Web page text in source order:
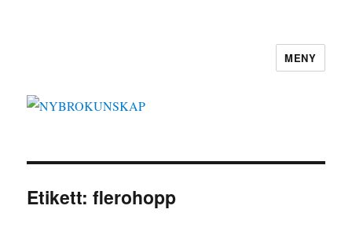
MENY
Etikett:flerohopp